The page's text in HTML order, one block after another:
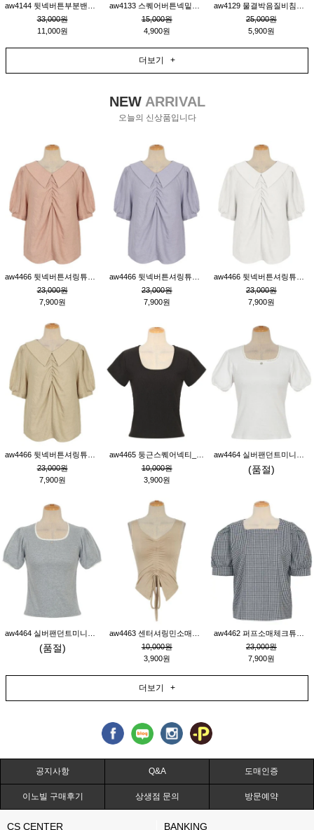
33,000원
11,000원
15,000원
4,900원
25,000원
5,900원
더보기 +
NEWARRIVAL
오늘의 신상품입니다
23,000원
7,900원
23,000원
7,900원
23,000원
7,900원
23,000원
7,900원
10,000원
3,900원
(품절)
(품절)
10,000원
3,900원
23,000원
7,900원
더보기 +
공지사항 Q&A 도매인증
이노빌 구매후기 상생점 문의 방문예약
CS CENTER BANKING